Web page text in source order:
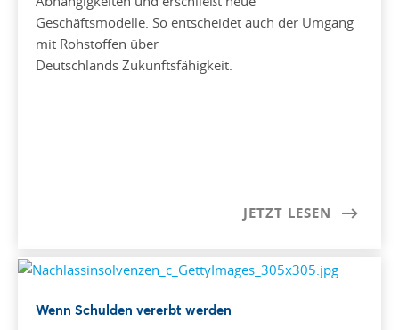
Geschäftsmodelle. So entscheidet auch der Umgang
mit Rohstoffen über
Deutschlands Zukunftsfähigkeit.
JETZT LESEN
Wenn Schulden vererbt werden